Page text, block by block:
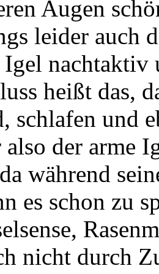
Augen
leider auch
nachtaktiv
heißt das,
schlafen und
der arme
während
es schon zu
nicht durch